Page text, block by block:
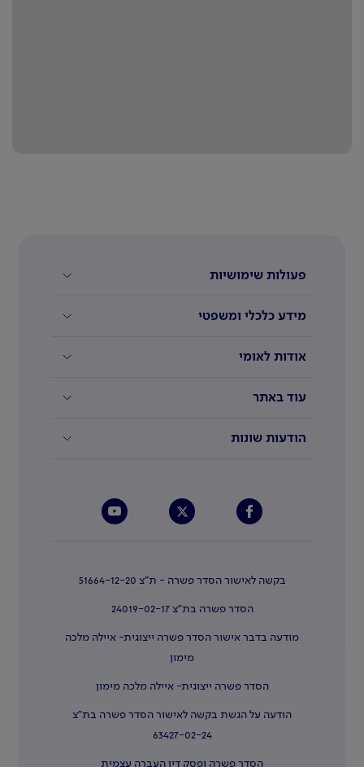
פעולות שימושיות
מידע כלכלי ומשפטי
אודות לאומי
עוד באתר
הודעות שונות
בקשה לאישור הסדר פשרה - ת"צ 51664-12-20
הסדר פשרה בת"צ 24019-02-17
מודעה בדבר אישור הסדר פשרה ייצוגית- איילה מלכה
מימון
הסדר פשרה ייצוגית- איילה מלכה מימון
הודעה על הגשת בקשה לאישור הסדר פשרה בת"צ
63427-02-24
הסדר פשרה ופסק דין העברה עצמית